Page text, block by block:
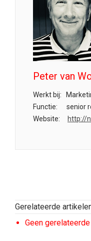
Peter van
Werkt bij:
Functie:
senior
Website:
http://
Gerelateerde
Geen